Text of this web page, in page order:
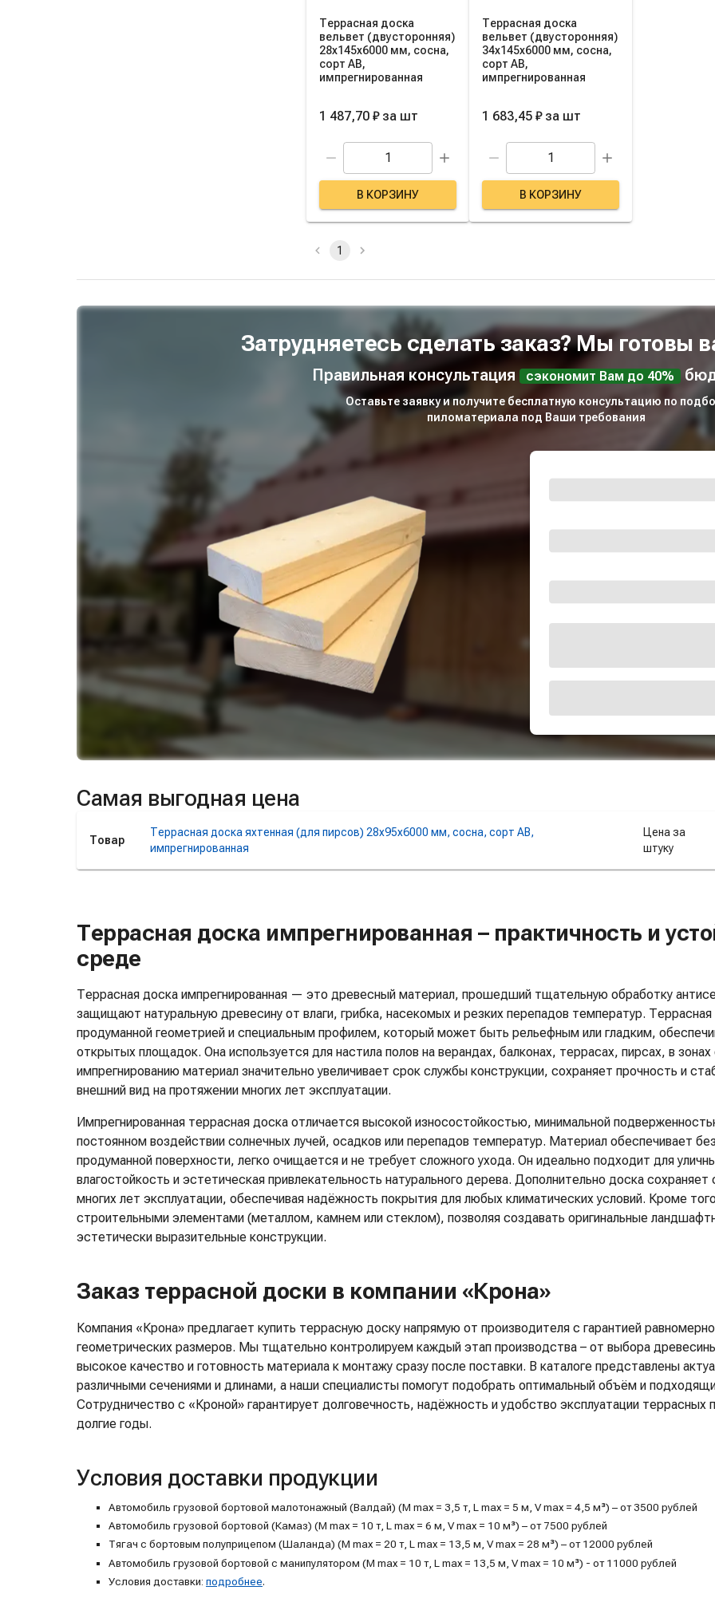
Террасная доска
вельвет (двусторонняя)
28х145х6000 мм, сосна,
сорт AB,
импрегнированная
1 487,70 ₽ за шт
В КОРЗИНУ
Террасная доска
вельвет (двусторонняя)
34х145х6000 мм, сосна,
сорт AB,
импрегнированная
1 683,45 ₽ за шт
В КОРЗИНУ
1
Затрудняетесь сделать заказ? Мы готовы
Правильная консультация сэкономит Вам до 40%
Оставьте заявку и получите бесплатную консультацию по
пиломатериала под Ваши требования
Самая выгодная цена
Товар
Террасная доска яхтенная (для пирсов) 28х95х6000 мм, сосна, сорт AB,
импрегнированная
Цена за
штуку
Террасная доска импрегнированная – практичность и
среде
Террасная доска импрегнированная — это древесный материал, прошедший тщательную обработку
защищают натуральную древесину от влаги, грибка, насекомых и резких перепадов температур.
продуманной геометрией и специальным профилем, который может быть рельефным или гладким,
открытых площадок. Она используется для настила полов на верандах, балконах, террасах, пирсах, в
импрегнированию материал значительно увеличивает срок службы конструкции, сохраняет прочность и
внешний вид на протяжении многих лет эксплуатации.
Импрегнированная террасная доска отличается высокой износостойкостью, минимальной
постоянном воздействии солнечных лучей, осадков или перепадов температур. Материал обеспечивает
продуманной поверхности, легко очищается и не требует сложного ухода. Он идеально подходит для
влагостойкость и эстетическая привлекательность натурального дерева. Дополнительно доска
многих лет эксплуатации, обеспечивая надёжность покрытия для любых климатических условий. Кроме
строительными элементами (металлом, камнем или стеклом), позволяя создавать оригинальные
эстетически выразительные конструкции.
Заказ террасной доски в компании «Крона»
Компания «Крона» предлагает купить террасную доску напрямую от производителя с гарантией
геометрических размеров. Мы тщательно контролируем каждый этап производства – от выбора
высокое качество и готовность материала к монтажу сразу после поставки. В каталоге представлены
различными сечениями и длинами, а наши специалисты помогут подобрать оптимальный объём и
Сотрудничество с «Кроной» гарантирует долговечность, надёжность и удобство эксплуатации террасных
долгие годы.
Условия доставки продукции
Автомобиль грузовой бортовой малотонажный (Валдай) (M max = 3,5 т, L max = 5 м, V max = 4,5 м³) – от 3500 рублей
Автомобиль грузовой бортовой (Камаз) (M max = 10 т, L max = 6 м, V max = 10 м³) – от 7500 рублей
Тягач с бортовым полуприцепом (Шаланда) (M max = 20 т, L max = 13,5 м, V max = 28 м³) – от 12000 рублей
Автомобиль грузовой бортовой с манипулятором (M max = 10 т, L max = 13,5 м, V max = 10 м³) - от 11000 рублей
Условия доставки: подробнее.